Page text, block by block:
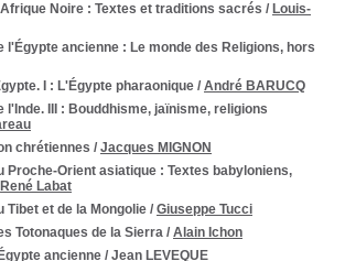
Noire : Textes et traditions sacrés / Louis-
l'Égypte ancienne : Le monde des Religions, hors
I
: L'Égypte pharaonique / André BARUCQ
III
: Bouddhisme, jaïnisme, religions
chrétiennes / Jacques MIGNON
Proche-Orient asiatique : Textes babyloniens,
René Labat
Tibet et de la Mongolie / Giuseppe Tucci
Totonaques de la Sierra / Alain Ichon
ancienne / Jean LEVEQUE